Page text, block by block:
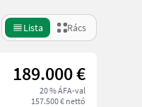
Lista Rács
189.000 €
20 % ÁFA-val
157.500 € nettó